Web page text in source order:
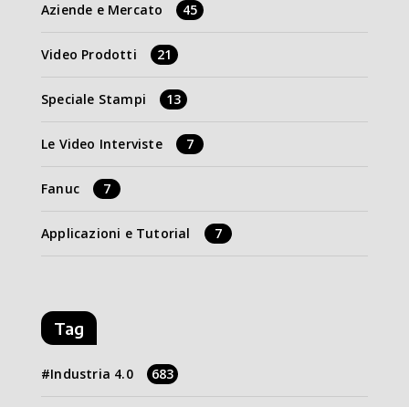
Aziende e Mercato 45
Video Prodotti 21
Speciale Stampi 13
Le Video Interviste 7
Fanuc 7
Applicazioni e Tutorial 7
Tag
Industria 4.0 683